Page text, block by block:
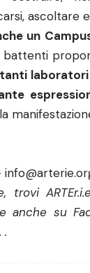
ascoltare
un
battenti
tanti
trovi
anche su
.